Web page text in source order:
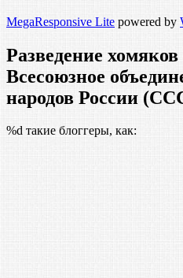
MegaResponsive Lite powered by
Разведение
Всесоюзное
народов России
%d такие блоггеры, как: